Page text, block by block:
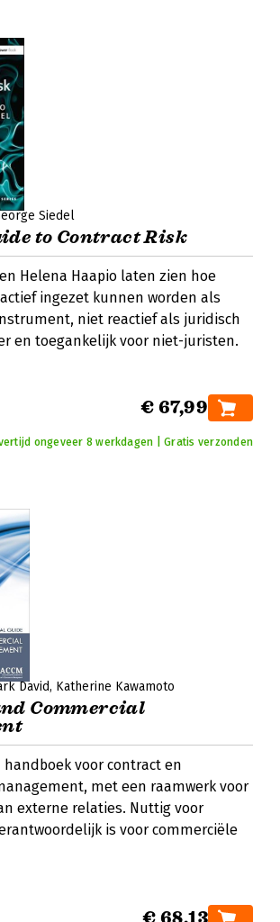
Siedel
to Contract Risk
Helena Haapio laten zien hoe
ingezet kunnen worden als
niet reactief als juridisch
en toegankelijk voor niet-juristen.
€ 67,99
ongeveer 8 werkdagen | Gratis verzonden
David Katherine Kawamoto
Commercial
voor contract en
met een raamwerk voor
externe relaties. Nuttig voor
is voor commerciële